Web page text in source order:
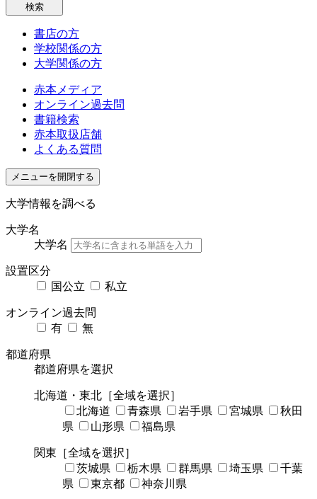
検索
書店の方
学校関係の方
大学関係の方
赤本メディア
オンライン過去問
書籍検索
赤本取扱店舗
よくある質問
メニューを開閉する
大学情報を調べる
大学名
大学名
設置区分
国公立
私立
オンライン過去問
有
無
都道府県
都道府県を選択
北海道・東北 ［全域を選択］
北海道
青森県 岩手県 宮城県
秋田
県
山形県 福島県
関東 ［全域を選択］
茨城県
栃木県 群馬県 埼玉県
千葉
県
東京都 神奈川県